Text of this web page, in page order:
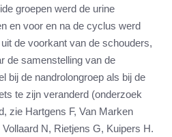
groepen werd de urine
en voor en na de cyclus werd
de voorkant van de schouders,
de samenstelling van de
bij de nandrolongroep als bij de
te zijn veranderd (onderzoek
zie Hartgens F, Van Marken
N, Rietjens G, Kuipers H.